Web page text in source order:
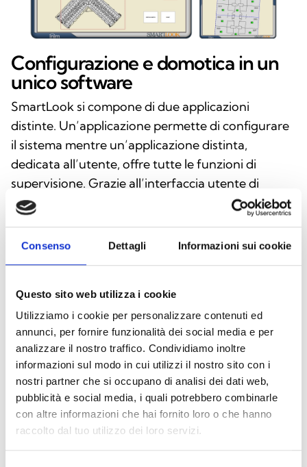
Consenso Dettagli Informazioni sui cookie
Questo sito web utilizza i cookie
Utilizziamo i cookie per personalizzare contenuti ed
annunci, per fornire funzionalità dei social media e per
analizzare il nostro traffico. Condividiamo inoltre
informazioni sul modo in cui utilizzi il nostro sito con i
nostri partner che si occupano di analisi dei dati web,
pubblicità e social media, i quali potrebbero combinarle
con altre informazioni che hai fornito loro o che hanno
raccolto dal tuo utilizzo dei loro servizi.
Configurazione e domotica in un
unico software
SmartLook si compone di due applicazioni
distinte. Un’applicazione permette di configurare
il sistema mentre un’applicazione distinta,
dedicata all’utente, offre tutte le funzioni di
supervisione. Grazie all’interfaccia utente di
immediata comprensione, trova importanti
applicazioni anche in ambito domotico. Infatti,
quando SmartLook è associato alla gestione delle
potenzialità delle centrali. A tale scopo è possibile
utilizzare la licenza “lite”intrusione che permette
di gestire le centrali SmartLiving o Prime.
Scarica il software